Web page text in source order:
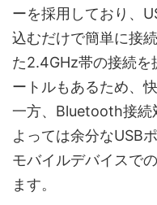
ーを採用しており、
込むだけで簡単に接
た2.4GHz帯の接続を
ートルもあるため、
一方、Bluetooth接続
よっては余分なUSB
モバイルデバイスで
ます。